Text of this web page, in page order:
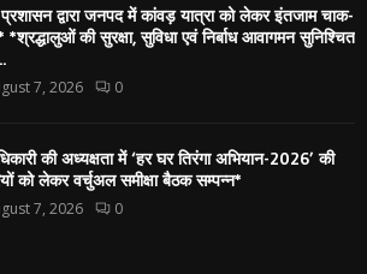
द्वारा जनपद में कांवड़ यात्रा को लेकर इंतजाम चाक-
*श्रद्धालुओं की सुरक्षा, सुविधा एवं निर्बाध आवागमन सुनिश्चित
7, 2026 0
की अध्यक्षता में ‘हर घर तिरंगा अभियान-2026’ की
को लेकर वर्चुअल समीक्षा बैठक सम्पन्न*
7, 2026 0